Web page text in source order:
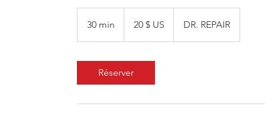
30 min
0
États-20 $ US DR. REPAIR
Réserver